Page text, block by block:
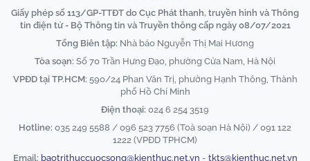
Giấy phép số 113/GP-TTĐT do Cục Phát thanh, truyền hình và Thông
tin điện tử - Bộ Thông tin và Truyền thông cấp ngày 08/07/2021
Tổng Biên tập: Nhà báo Nguyễn Thị Mai Hương
Tòa soạn: Số 70 Trần Hưng Đạo, phường Cửa Nam, Hà Nội
VPĐD tại TP.HCM: 590/24 Phan Văn Trị, phường Hạnh Thông, Thành
phố Hồ Chí Minh
Điện thoại: 024 6 254 3519
Hotline: 035 249 5588 / 096 523 7756 (Toà soạn Hà Nội) / 091 122
1222 (VPĐD TPHCM)
Email: baotrithuccuocsong@kienthuc.net.vn - tkts@kienthuc.net.vn